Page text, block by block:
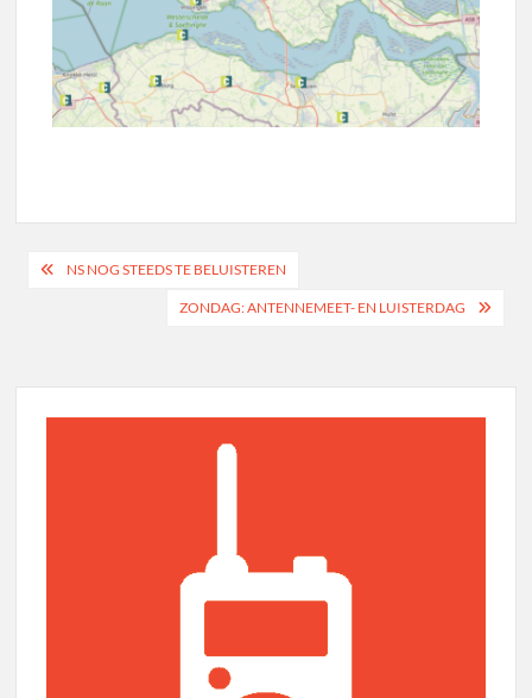
Bericht
NS NOG STEEDS TE BELUISTEREN
ZONDAG: ANTENNEMEET- EN LUISTERDAG